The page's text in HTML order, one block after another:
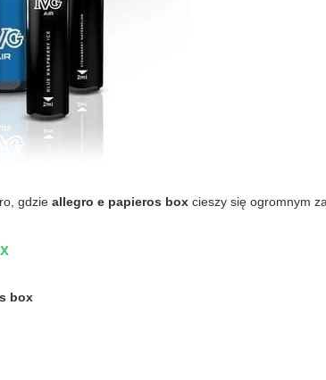
gdzieallegro e papieros box cieszy się ogromnym
box